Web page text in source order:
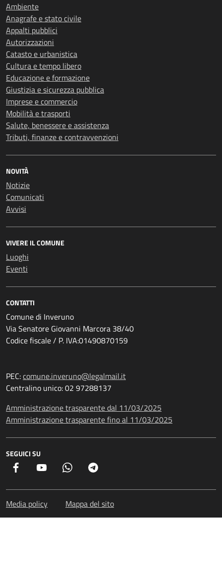
Ambiente
Anagrafe e stato civile
Appalti pubblici
Autorizzazioni
Catasto e urbanistica
Cultura e tempo libero
Educazione e formazione
Giustizia e sicurezza pubblica
Imprese e commercio
Mobilità e trasporti
Salute, benessere e assistenza
Tributi, finanze e contravvenzioni
NOVITÀ
Notizie
Comunicati
Avvisi
VIVERE IL COMUNE
Luoghi
Eventi
CONTATTI
Comune di Inveruno
Via Senatore Giovanni Marcora 38/40
Codice fiscale / P. IVA:01490870159
PEC:comune.inveruno@legalmail.it
Centralino unico: 02 97288137
Amministrazione trasparente dal 11/03/2025
Amministrazione trasparente fino al 11/03/2025
SEGUICI SU
Facebook YouTube Whatsapp
Media policy Mappa del sito